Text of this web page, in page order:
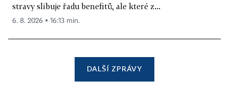
stravy slibuje řadu benefitů, ale které z...
6. 8. 2026 ▪ 16:13 min.
DALŠÍ ZPRÁVY